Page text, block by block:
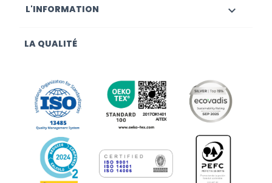
L'INFORMATION 
LA QUALITÉ